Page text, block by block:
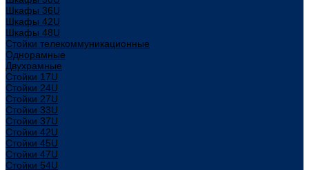
Шкафы 36U
Шкафы 42U
Шкафы 48U
Стойки телекоммуникационные
Однорамные
Двухрамные
Стойки 17U
Стойки 24U
Стойки 27U
Стойки 33U
Стойки 37U
Стойки 42U
Стойки 45U
Стойки 47U
Стойки 54U